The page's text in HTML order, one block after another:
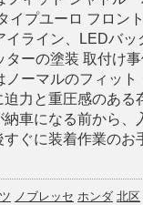
イプユーロ フロン
イライン、LEDバ
ターの塗装 取付け
ノーマルのフィッ
力と重圧感のある
車になる前から、
ぐに装着作業のお
ノブレッセ ホンダ 北区